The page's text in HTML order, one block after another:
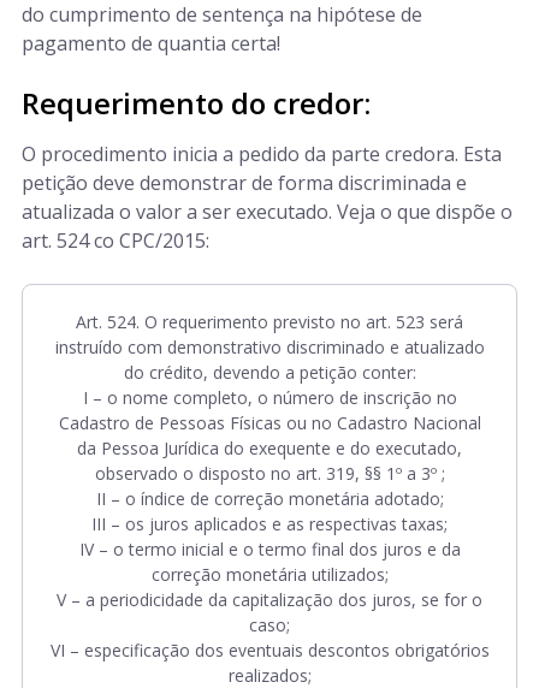
do cumprimento de sentença na hipótese de
pagamento de quantia certa!
Requerimento do credor:
O procedimento inicia a pedido da parte credora. Esta
petição deve demonstrar de forma discriminada e
atualizada o valor a ser executado. Veja o que dispõe o
art. 524 co CPC/2015:
Art. 524. O requerimento previsto no art. 523 será
instruído com demonstrativo discriminado e atualizado
do crédito, devendo a petição conter:
I – o nome completo, o número de inscrição no
Cadastro de Pessoas Físicas ou no Cadastro Nacional
da Pessoa Jurídica do exequente e do executado,
observado o disposto no art. 319, §§ 1º a 3º ;
II – o índice de correção monetária adotado;
III – os juros aplicados e as respectivas taxas;
IV – o termo inicial e o termo final dos juros e da
correção monetária utilizados;
V – a periodicidade da capitalização dos juros, se for o
caso;
VI – especificação dos eventuais descontos obrigatórios
realizados;